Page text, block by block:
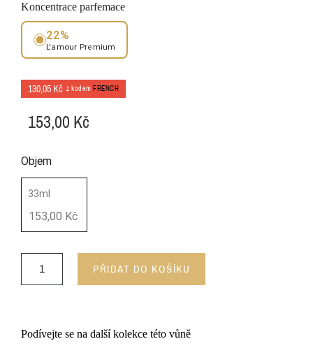
Koncentrace parfemace
22%
L'amour Premium
130,05 Kč z kodem FRENCH
153,00 Kč
Objem
33ml
153,00 Kč
PŘIDAT DO KOŠÍKU
Podívejte se na další kolekce této vůně